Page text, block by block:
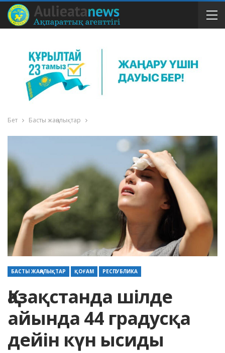
Бет Басты жаңалықтар
БАСТЫ ЖАҢАЛЫҚТАР ҚОҒАМ РЕСПУБЛИКА
Қазақстанда шілде
айында 44 градусқа
дейін күн ысиды